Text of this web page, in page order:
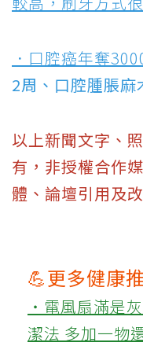
．口腔癌年奪
2周、口腔腫脹麻
以上新聞文字、
有，非授權合作
體、論壇引用及
💪更多健康
‧電風扇滿是
潔法 多加一物